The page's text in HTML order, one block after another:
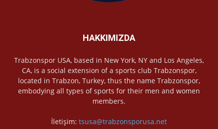
HAKKIMIZDA
Trabzonspor USA, based in New York, NY and Los Angeles,
CA, is a social extension of a sports club Trabzonspor,
located in Trabzon, Turkey, thus the name Trabzonspor,
embodying all types of sports for their men and women
members.
İletişim: tsusa@trabzonsporusa.net